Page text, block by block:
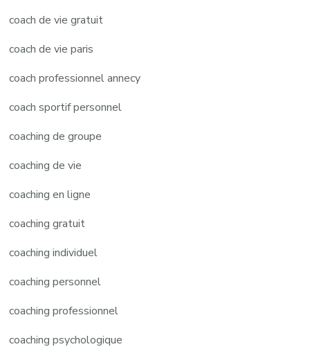
coach de vie gratuit
coach de vie paris
coach professionnel annecy
coach sportif personnel
coaching de groupe
coaching de vie
coaching en ligne
coaching gratuit
coaching individuel
coaching personnel
coaching professionnel
coaching psychologique